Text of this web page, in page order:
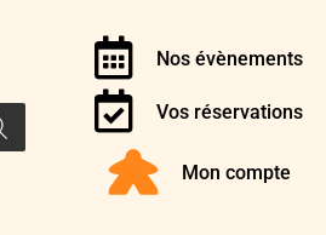
Nos évènements
Vos réservations
Mon compte